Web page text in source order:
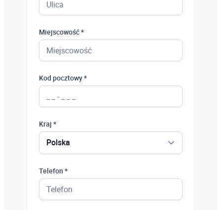
Miejscowość *
Kod pocztowy *
Kraj *
Polska
Telefon *
Polska
Ukraina